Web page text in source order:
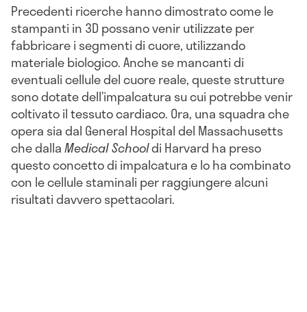
Precedenti ricerche hanno dimostrato come le
stampanti in 3D possano venir utilizzate per
fabbricare i segmenti di cuore, utilizzando
materiale biologico. Anche se mancanti di
eventuali cellule del cuore reale, queste strutture
sono dotate dell’impalcatura su cui potrebbe venir
coltivato il tessuto cardiaco. Ora, una squadra che
opera sia dal General Hospital del Massachusetts
che dallaMedical Schooldi Harvard ha preso
questo concetto di impalcatura e lo ha combinato
con le cellule staminali per raggiungere alcuni
risultati davvero spettacolari.